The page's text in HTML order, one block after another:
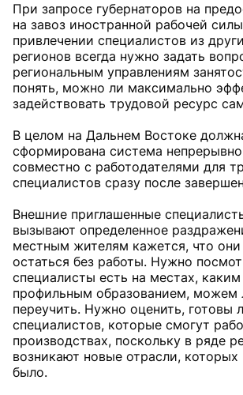
При запросе губернаторов на
на завоз иностранной рабочей
привлечении специалистов из
регионов всегда нужно задать
региональным управлениям
понять, можно ли максимально
задействовать трудовой ресурс
В целом на Дальнем Востоке
сформирована система
совместно с работодателями для
специалистов сразу после
Внешние приглашенные
вызывают определенное
местным жителям кажется, что они
остаться без работы. Нужно
специалисты есть на местах,
профильным образованием, можем
переучить. Нужно оценить, готовы
специалистов, которые смогут
производствах, поскольку в ряде
возникают новые отрасли,
было.